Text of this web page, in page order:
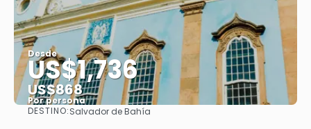
Desde
US$1,736
US$868
Por persona
Ver
DESTINO:Salvador de Bahía